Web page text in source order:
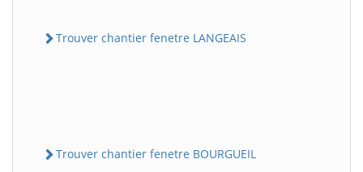
Trouver chantier fenetre LANGEAIS
Trouver chantier fenetre BOURGUEIL